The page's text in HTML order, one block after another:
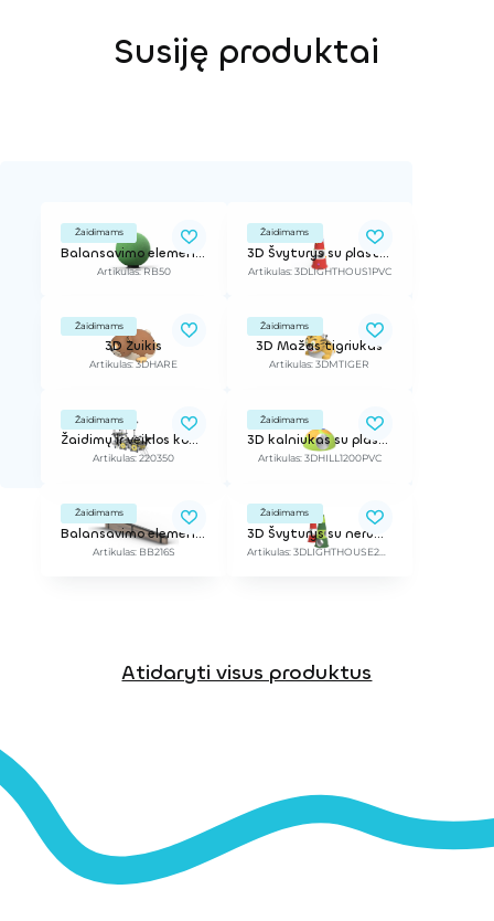
Susiję produktai
Žaidimams
Balansavimo elementas, d-0,5 m / Ant liejamos dangos
Artikulas: RB50
Žaidimams
3D Švyturys su plastikiniais elementais
Artikulas: 3DLIGHTHOUS1PVC
Žaidimams
3D Zuikis
Artikulas: 3DHARE
Žaidimams
3D Mažas tigriukas
Artikulas: 3DMTIGER
Žaidimams
Žaidimų ir veiklos kompleksas
Artikulas: 220350
Žaidimams
3D kalniukas su plastikiniu tuneliu
Artikulas: 3DHILL1200PVC
Žaidimams
Balansavimo elementas, 2,16 m / Ant liejamos dangos ar dirbtinės žolės
Artikulas: BB216S
Žaidimams
3D Švyturys su nerūdijančio plieno elementais
Artikulas: 3DLIGHTHOUSE2SS
Atidaryti visus produktus